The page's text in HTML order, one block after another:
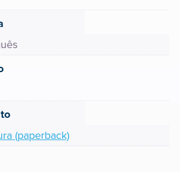
(paperback)